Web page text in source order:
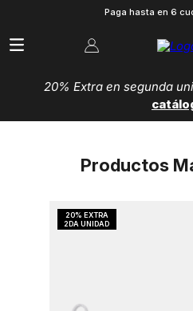
Paga hasta en 6
20% Extra en segunda
Productos